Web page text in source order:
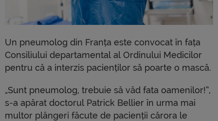
Un pneumolog din Franța este convocat în fața
Consiliului departamental al Ordinului Medicilor
pentru că a interzis pacienților să poarte o mască.
„Sunt pneumolog, trebuie să văd fata oamenilor!”,
s-a apărat doctorul Patrick Bellier în urma mai
multor plângeri făcute de pacienții cărora le